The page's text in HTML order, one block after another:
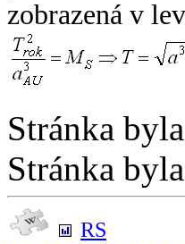
zobrazená v
Stránka
Stránka
RS